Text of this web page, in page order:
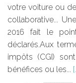
votre voiture ou
collaborative...
2016 fait le
déclarés.Aux
impôts (CGI)
bénéfices ou les...